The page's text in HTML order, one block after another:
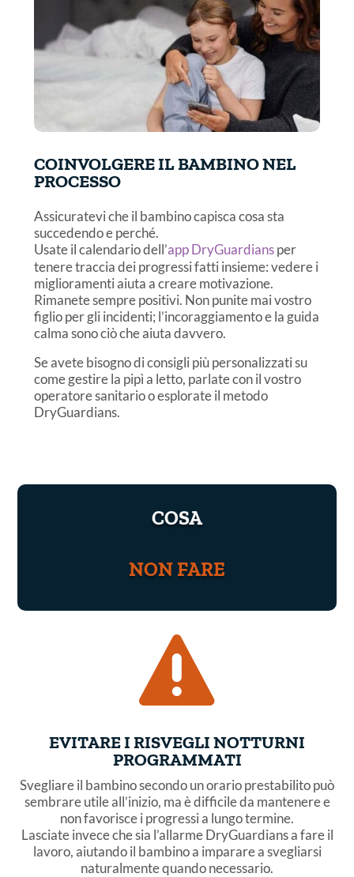
COINVOLGERE IL BAMBINO NEL
PROCESSO
Assicuratevi che il bambino capisca cosa sta
succedendo e perché.
Usate il calendario dell’app DryGuardiansper
tenere traccia dei progressi fatti insieme: vedere i
miglioramenti aiuta a creare motivazione.
Rimanete sempre positivi. Non punite mai vostro
figlio per gli incidenti; l’incoraggiamento e la guida
calma sono ciò che aiuta davvero.
Se avete bisogno di consigli più personalizzati su
come gestire la pipì a letto, parlate con il vostro
operatore sanitario o esplorate il metodo
DryGuardians.
COSA
NON FARE

EVITARE I RISVEGLI NOTTURNI
PROGRAMMATI
Svegliare il bambino secondo un orario prestabilito può
sembrare utile all’inizio, ma è difficile da mantenere e
non favorisce i progressi a lungo termine.
Lasciate invece che sia l’allarme DryGuardians a fare il
lavoro, aiutando il bambino a imparare a svegliarsi
naturalmente quando necessario.